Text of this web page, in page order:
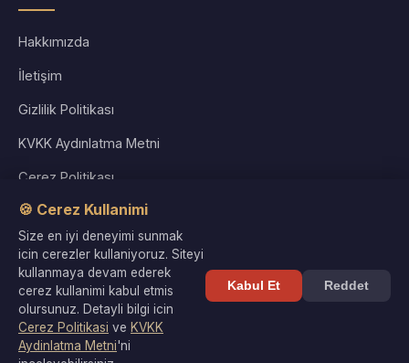
Hakkımızda
İletişim
Gizlilik Politikası
KVKK Aydınlatma Metni
Çerez Politikası
Kullanım Koşulları
Site Haritası
© 2026 Kültür Denizi. Tüm hakları saklıdır. |
🍪 Cerez Kullanimi
Size en iyi deneyimi sunmak
icin cerezler kullaniyoruz. Siteyi
kullanmaya devam ederek
cerez kullanimi kabul etmis
olursunuz. Detayli bilgi icin
Cerez Politikasi ve KVKK
Aydinlatma Metni'ni
Kabul Et Reddet